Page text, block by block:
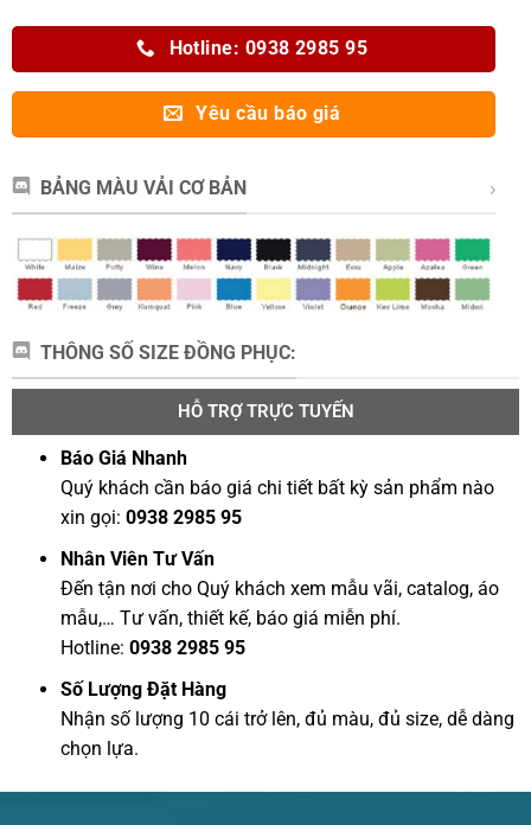
Hotline: 0938 2985 95
Yêu cầu báo giá
BẢNG MÀU VẢI CƠ BẢN
THÔNG SỐ SIZE ĐỒNG PHỤC:
HỖ TRỢ TRỰC TUYẾN
Báo Giá Nhanh
Quý khách cần báo giá chi tiết bất kỳ sản phẩm nào
xin gọi:0938 2985 95
Nhân Viên Tư Vấn
Đến tận nơi cho Quý khách xem mẫu vãi, catalog, áo
mẫu,… Tư vấn, thiết kế, báo giá miễn phí.
Hotline: 0938 2985 95
Số Lượng Đặt Hàng
Nhận số lượng 10 cái trở lên, đủ màu, đủ size, dễ dàng
chọn lựa.